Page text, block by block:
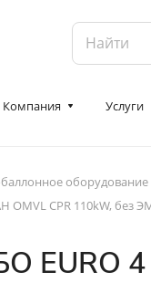
Компания Услуги
OMVL CPR 110kW, без
EURO